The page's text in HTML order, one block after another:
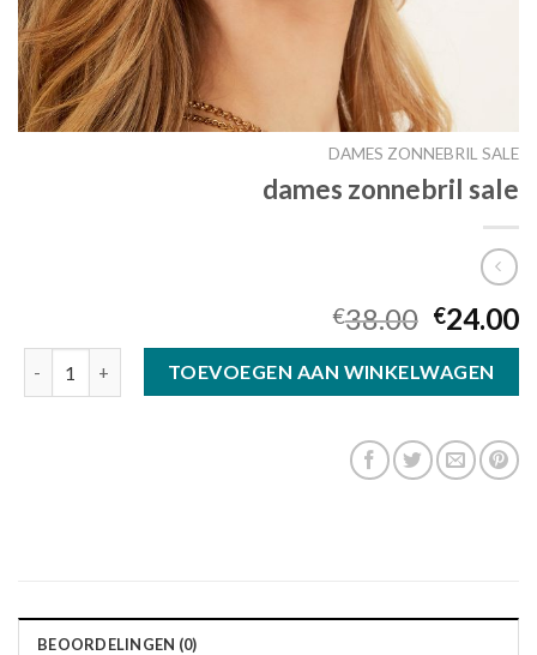
DAMES ZONNEBRIL SALE
dames zonnebril sale
€38.00 €24.00
dames zonnebril sale aantalTOEVOEGEN AAN WINKELWAGEN
BEOORDELINGEN (0)